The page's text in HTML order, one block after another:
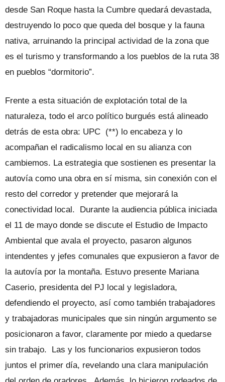
desde San Roque hasta la Cumbre quedará devastada,
destruyendo lo poco que queda del bosque y la fauna
nativa, arruinando la principal actividad de la zona que
es el turismo y transformando a los pueblos de la ruta 38
en pueblos “dormitorio”.
Frente a esta situación de explotación total de la
naturaleza, todo el arco político burgués está alineado
detrás de esta obra: UPC (**) lo encabeza y lo
acompañan el radicalismo local en su alianza con
cambiemos. La estrategia que sostienen es presentar la
autovía como una obra en sí misma, sin conexión con el
resto del corredor y pretender que mejorará la
conectividad local. Durante la audiencia pública iniciada
el 11 de mayo donde se discute el Estudio de Impacto
Ambiental que avala el proyecto, pasaron algunos
intendentes y jefes comunales que expusieron a favor de
la autovía por la montaña. Estuvo presente Mariana
Caserio, presidenta del PJ local y legisladora,
defendiendo el proyecto, así como también trabajadores
y trabajadoras municipales que sin ningún argumento se
posicionaron a favor, claramente por miedo a quedarse
sin trabajo. Las y los funcionarios expusieron todos
juntos el primer día, revelando una clara manipulación